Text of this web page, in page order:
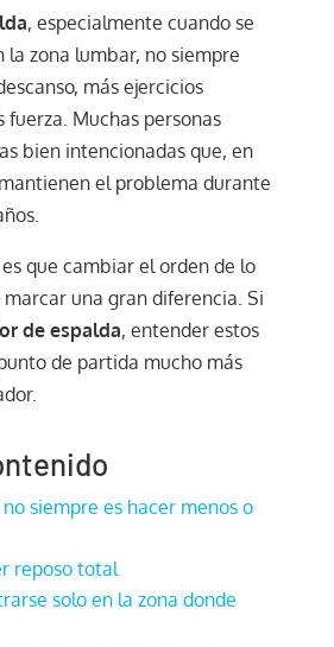
, especialmente cuando se
la zona lumbar, no siempre
más ejercicios
fuerza. Muchas personas
bien intencionadas que, en
el problema durante
que cambiar el orden de lo
una gran diferencia. Si
de espalda, entender estos
de partida mucho más
siempre es hacer menos o
reposo total
solo en la zona donde